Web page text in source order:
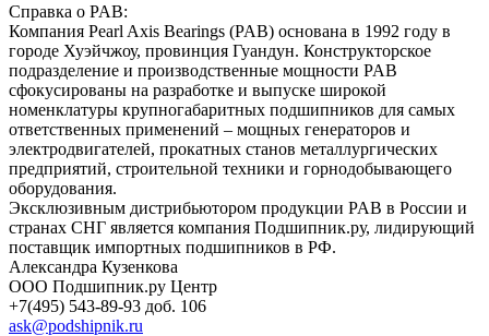
Справка о PAB:
Компания Pearl Axis Bearings (PAB) основана в 1992 году в
городе Хуэйчжоу, провинция Гуандун. Конструкторское
подразделение и производственные мощности PAB
сфокусированы на разработке и выпуске широкой
номенклатуры крупногабаритных подшипников для самых
ответственных применений – мощных генераторов и
электродвигателей, прокатных станов металлургических
предприятий, строительной техники и горнодобывающего
оборудования.
Эксклюзивным дистрибьютором продукции PAB в России и
странах СНГ является компания Подшипник.ру, лидирующий
поставщик импортных подшипников в РФ.
Александра Кузенкова
ООО Подшипник.ру Центр
+7(495) 543-89-93 доб. 106
ask@podshipnik.ru